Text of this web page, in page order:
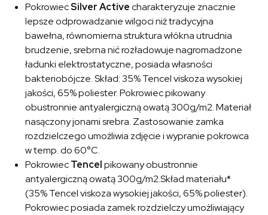
PokrowiecSilver Activecharakteryzuje znacznie
lepsze odprowadzanie wilgoci niż tradycyjna
bawełna, równomierna struktura włókna utrudnia
brudzenie, srebrna nić rozładowuje nagromadzone
ładunki elektrostatyczne, posiada własności
bakteriobójcze. Skład: 35% Tencel viskoza wysokiej
jakości, 65% poliester. Pokrowiec pikowany
obustronnie antyalergiczną owatą 300g/m2. Materiał
nasączony jonami srebra. Zastosowanie zamka
rozdzielczego umożliwia zdjęcie i wypranie pokrowca
w temp. do 60°C.
PokrowiecTencelpikowany obustronnie
antyalergiczną owatą 300g/m2.Skład materiału*
(35% Tencel viskoza wysokiej jakości, 65% poliester).
Pokrowiec posiada zamek rozdzielczy umożliwiający